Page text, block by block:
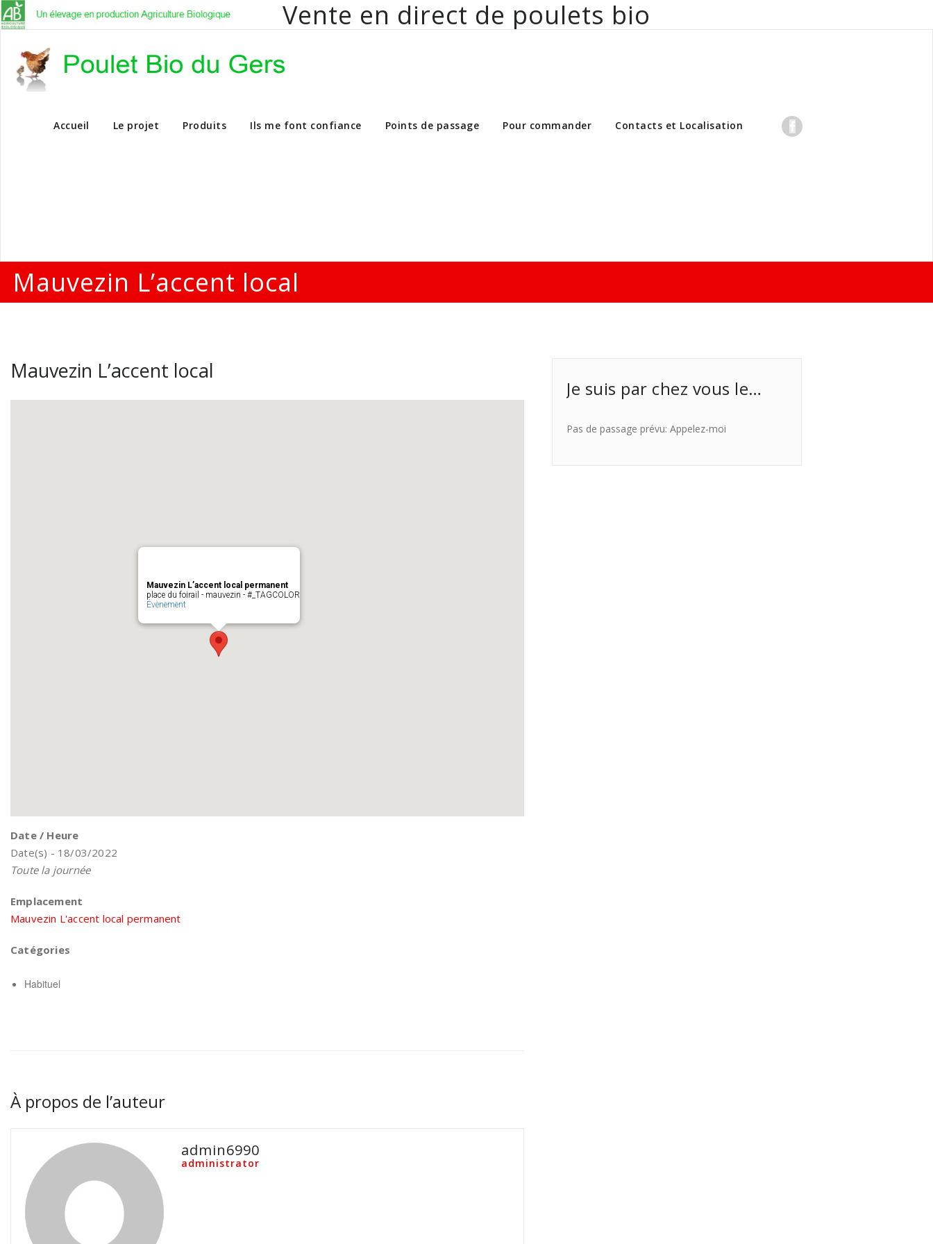
Vente en direct de poulets bio
Vente en direct de poulets bio aux particuliers et professionnels
Accueil Le projet Produits Ils me font confiance Points de passage Pour commander Contacts et Localisation
Mauvezin L’accent local
Mauvezin L’accent local
Mauvezin L’accent local permanent
place du foirail - mauvezin - #_TAGCOLOR
Évènement
Date / Heure
Date(s) - 18/03/2022
Toute la journée
Emplacement
Mauvezin L'accent local permanent
Catégories
Habituel
À propos de l’auteur
admin6990
administrator
Je suis par chez vous le…
Pas de passage prévu: Appelez-moi